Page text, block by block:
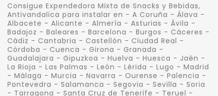
Consigue Expendedora Mixta de Snacks y Bebidas,
Antivandalica para instalar en - A Coruña - Álava -
Albacete - Alicante - Almería - Asturias - Ávila -
Badajoz - Baleares - Barcelona - Burgos - Cáceres -
Cádiz - Cantabria - Castellón - Ciudad Real -
Córdoba - Cuenca - Girona - Granada -
Guadalajara - Gipuzkoa - Huelva - Huesca - Jaén -
La Rioja - Las Palmas - León - Lérida - Lugo - Madrid
- Málaga - Murcia - Navarra - Ourense - Palencia -
Pontevedra - Salamanca - Segovia - Sevilla - Soria
- Tarragona - Santa Cruz de Tenerife - Teruel -